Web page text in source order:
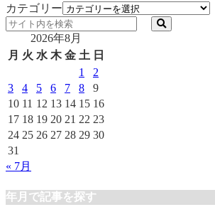
カテゴリー
2026年8月
月 火 水 木 金 土 日
1
2
3
4 5 6 7 8
9
10 11 12 13 14 15 16
17 18 19 20 21 22 23
24 25 26 27 28 29 30
31
« 7月
年月で記事を探す